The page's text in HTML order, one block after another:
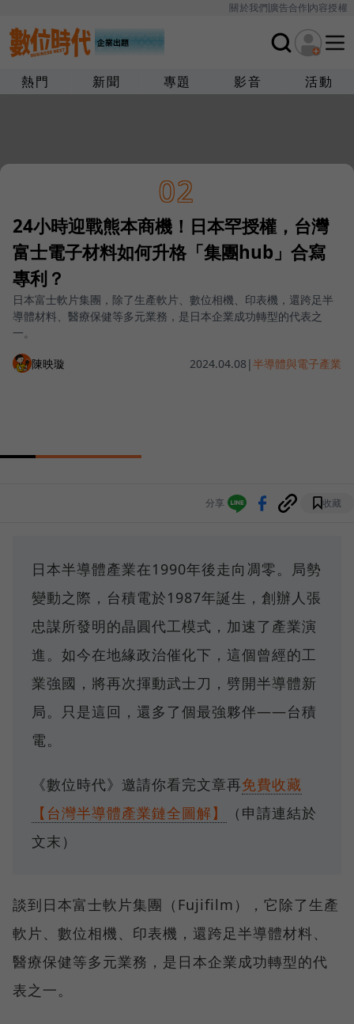
關於我們廣告合作內容授權
熱門 新聞 專題 影音 活動
02
24小時迎戰熊本商機！日本罕授權，台灣
富士電子材料如何升格「集團hub」合寫
專利？
日本富士軟片集團，除了生產軟片、數位相機、印表機，還跨足半
導體材料、醫療保健等多元業務，是日本企業成功轉型的代表之
一。
陳映璇 2024.04.08 |半導體與電子產業
分享 收藏
日本半導體產業在1990年後走向凋零。局勢
變動之際，台積電於1987年誕生，創辦人張
忠謀所發明的晶圓代工模式，加速了產業演
進。如今在地緣政治催化下，這個曾經的工
業強國，將再次揮動武士刀，劈開半導體新
局。只是這回，還多了個最強夥伴——台積
電。
《數位時代》邀請你看完文章再免費收藏
【台灣半導體產業鏈全圖解】
（申請連結於
文末）
談到日本富士軟片集團（Fujifilm），它除了生產
軟片、數位相機、印表機，還跨足半導體材料、
醫療保健等多元業務，是日本企業成功轉型的代
表之一。